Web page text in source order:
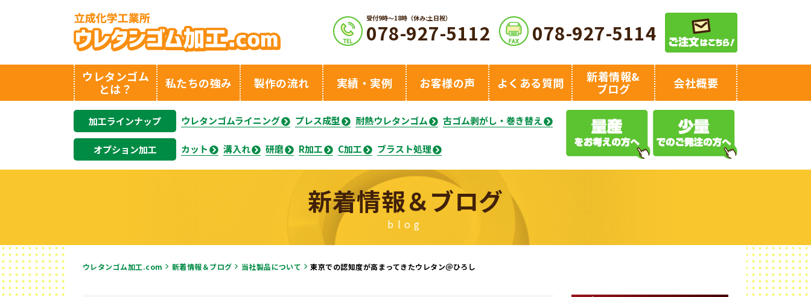
受付9時〜18時（休み:土日祝）
078-927-5112 078-927-5114
ウレタンゴム
とは？
私たちの強み 製作の流れ 実績・実例 お客様の声 よくある質問
新着情報&
ブログ
会社概要
加工ラインナップ ウレタンゴムライニング プレス成型 耐熱ウレタンゴム 古ゴム剥がし・巻き替え
オプション加工 カット 溝入れ 研磨 R加工 C加工 ブラスト処理
新着情報＆ブログ
blog
ウレタンゴム加工.com 新着情報＆ブログ 当社製品について 東京での認知度が高まってきたウレタン＠ひろし